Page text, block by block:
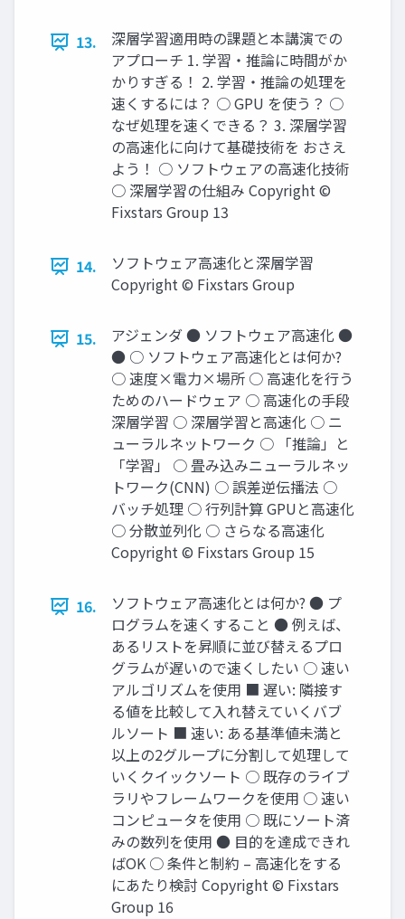
13.
深層学習適用時の課題と本講演での
アプローチ 1. 学習・推論に時間がか
かりすぎる！ 2. 学習・推論の処理を
速くするには？ ○ GPU を使う？ ○
なぜ処理を速くできる？ 3. 深層学習
の高速化に向けて基礎技術を おさえ
よう！ ○ ソフトウェアの高速化技術
○ 深層学習の仕組み Copyright ©
Fixstars Group 13
14.
ソフトウェア高速化と深層学習
Copyright © Fixstars Group
15.
アジェンダ ● ソフトウェア高速化 ●
● ○ ソフトウェア高速化とは何か?
○ 速度×電力×場所 ○ 高速化を行う
ためのハードウェア ○ 高速化の手段
深層学習 ○ 深層学習と高速化 ○ ニ
ューラルネットワーク ○ 「推論」と
「学習」 ○ 畳み込みニューラルネッ
トワーク(CNN) ○ 誤差逆伝播法 ○
バッチ処理 ○ 行列計算 GPUと高速化
○ 分散並列化 ○ さらなる高速化
Copyright © Fixstars Group 15
16.
ソフトウェア高速化とは何か? ● プ
ログラムを速くすること ● 例えば、
あるリストを昇順に並び替えるプロ
グラムが遅いので速くしたい ○ 速い
アルゴリズムを使用 ■ 遅い: 隣接す
る値を比較して入れ替えていくバブ
ルソート ■ 速い: ある基準値未満と
以上の2グループに分割して処理して
いくクイックソート ○ 既存のライブ
ラリやフレームワークを使用 ○ 速い
コンピュータを使用 ○ 既にソート済
みの数列を使用 ● 目的を達成できれ
ばOK ○ 条件と制約 – 高速化をする
にあたり検討 Copyright © Fixstars
Group 16